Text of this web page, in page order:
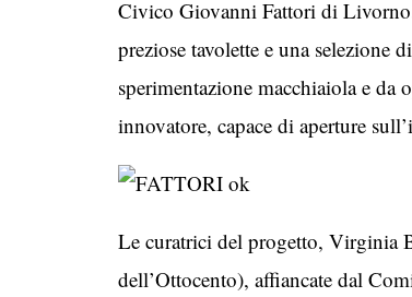
Civico Giovanni Fattori di
preziose tavolette e una
sperimentazione macchiaiola e da
innovatore, capace di aperture
Le curatrici del progetto, Virginia
dell’Ottocento), affiancate dal